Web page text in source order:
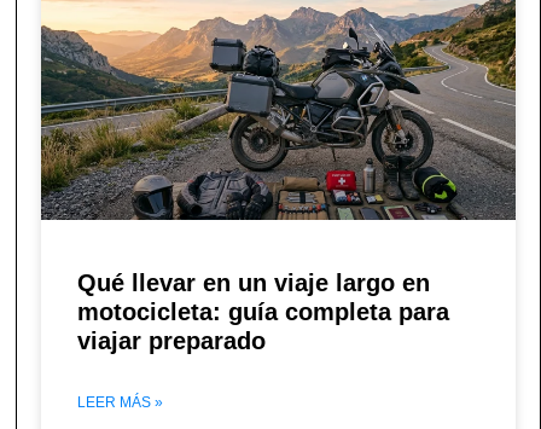
Qué llevar en un viaje largo en
motocicleta: guía completa para
viajar preparado
LEER MÁS »